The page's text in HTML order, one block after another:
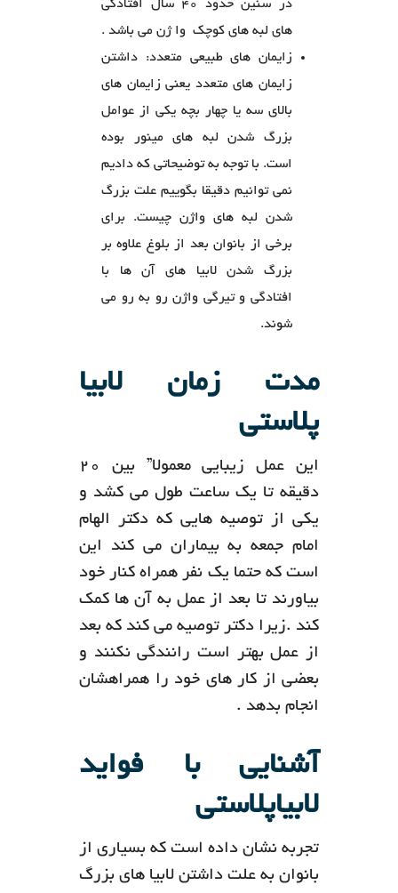
در سنین حدود 40 سال افتادگی
های لبه های کوچک وا ژن می باشد .
زایمان های طبیعی متعدد: داشتن
زایمان های متعدد یعنی زایمان های
بالای سه یا چهار بچه یکی از عوامل
بزرگ شدن لبه های مینور بوده
است. با توجه به توضیحاتی که دادیم
نمی توانیم دقیقا بگوییم علت بزرگ
شدن لبه های واژن چیست. برای
برخی از بانوان بعد از بلوغ علاوه بر
بزرگ شدن لابیا های آن ها با
افتادگی و تیرگی واژن رو به رو می
شوند.
مدت زمان لابیا
پلاستی
این عمل زیبایی معمولا” بین 20
دقیقه تا یک ساعت طول می کشد و
یکی از توصیه هایی که دکتر الهام
امام جمعه به بیماران می کند این
است که حتما یک نفر همراه کنار خود
بیاورند تا بعد از عمل به آن ها کمک
کند .زیرا دکتر توصیه می کند که بعد
از عمل بهتر است رانندگی نکنند و
بعضی از کار های خود را همراهشان
انجام بدهد .
آشنایی با فواید
لابیاپلاستی
تجربه نشان داده است که بسیاری از
بانوان به علت داشتن لابیا های بزرگ